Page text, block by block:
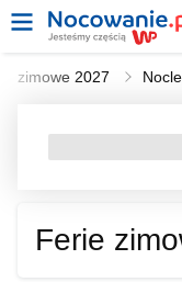
zimowe 2027
Ferie